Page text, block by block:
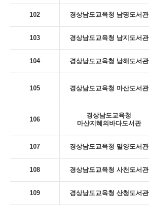
102 경상남도교육청 남명도서관
103 경상남도교육청 남지도서관
104 경상남도교육청 남해도서관
105 경상남도교육청 마산도서관
106
경상남도교육청
마산지혜의바다도서관
107 경상남도교육청 밀양도서관
108 경상남도교육청 사천도서관
109 경상남도교육청 산청도서관